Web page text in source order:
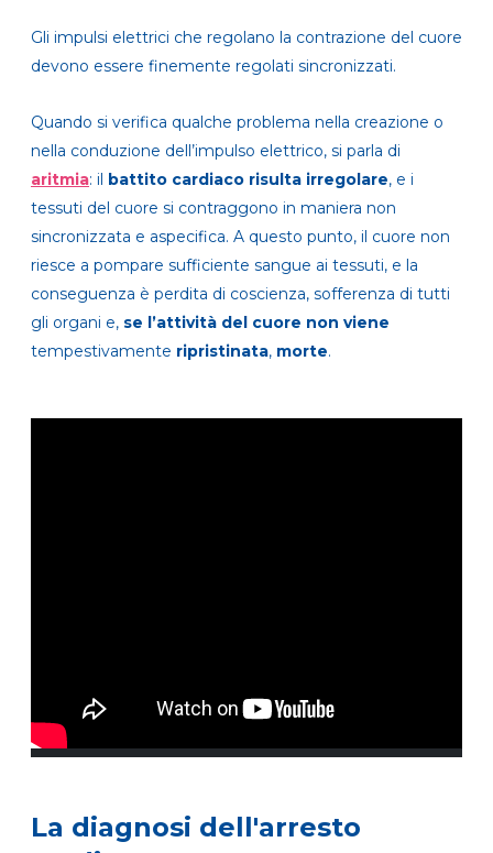
Gli impulsi elettrici che regolano la contrazione del cuore
devono essere finemente regolati sincronizzati.
Quando si verifica qualche problema nella creazione o
nella conduzione dell’impulso elettrico, si parla di
aritmia: il battito cardiaco risulta irregolare, e i
tessuti del cuore si contraggono in maniera non
sincronizzata e aspecifica. A questo punto, il cuore non
riesce a pompare sufficiente sangue ai tessuti, e la
conseguenza è perdita di coscienza, sofferenza di tutti
gli organi e, se l’attività del cuore non viene
tempestivamente ripristinata, morte.
La diagnosi dell'arresto